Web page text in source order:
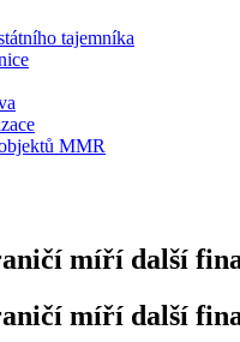
tajemníka
MMR
míří další
míří další